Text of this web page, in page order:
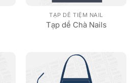
TẠP DỀ TIỆM NAIL
Tạp dề Chà Nails